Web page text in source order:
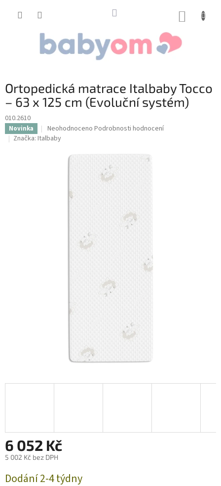
Ortopedická matrace Italbaby Tocco
– 63 x 125 cm (Evoluční systém)
010.2610
Novinka
Průměrné
hodnocení
hvězdiček.
Neohodnoceno Podrobnosti hodnocení
Značka: Italbaby
6 052 Kč
5 002 Kč bez DPH
cena:
Dodání 2-4 týdny